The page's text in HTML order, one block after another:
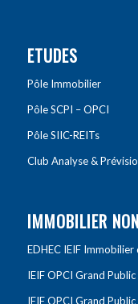
ETUDES
Pôle Immobilier
Pôle SCPI – OPCI
Pôle SIIC-REITs
Club Analyse &
IMMOBILIER
EDHEC IEIF Immobilier
IEIF OPCI Grand
IEIF OPCI Grand Public